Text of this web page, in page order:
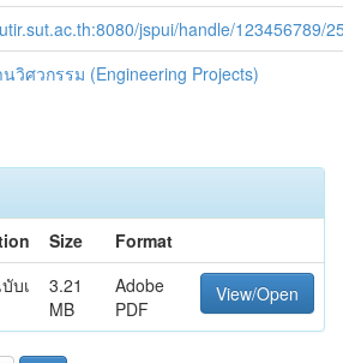
jspui/handle/123456789/
วิศวกรรม (Engineering Projects)
Size
Format
บเ
3.21
MB
Adobe
PDF
View/Open